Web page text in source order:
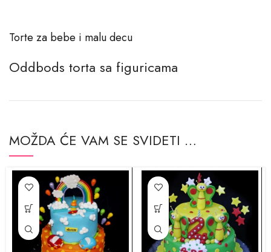
Torte za bebe i malu decu
Oddbods torta sa figuricama
MOŽDA ĆE VAM SE SVIDETI …